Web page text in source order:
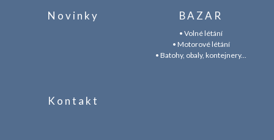
Novinky BAZAR
• Volné létání
• Motorové létání
• Batohy, obaly, kontejnery...
Kontakt